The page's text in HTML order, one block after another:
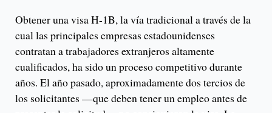
Obtener una visa H-1B, la vía tradicional a través de la
cual las principales empresas estadounidenses
contratan a trabajadores extranjeros altamente
cualificados, ha sido un proceso competitivo durante
años. El año pasado, aproximadamente dos tercios de
los solicitantes —que deben tener un empleo antes de